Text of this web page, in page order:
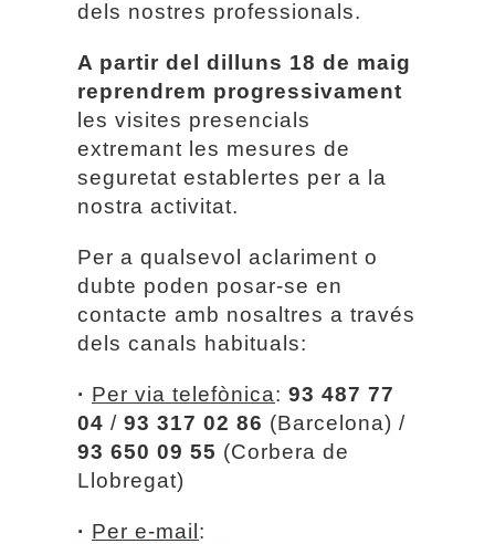
dels nostres professionals.
A partir del dilluns 18 de maig
reprendrem progressivament
les visites presencials
extremant les mesures de
seguretat establertes per a la
nostra activitat.
Per a qualsevol aclariment o
dubte poden posar-se en
contacte amb nosaltres a través
dels canals habituals:
· Per via telefònica: 93 487 77
04 / 93 317 02 86 (Barcelona) /
93 650 09 55 (Corbera de
Llobregat)
· Per e-mail :